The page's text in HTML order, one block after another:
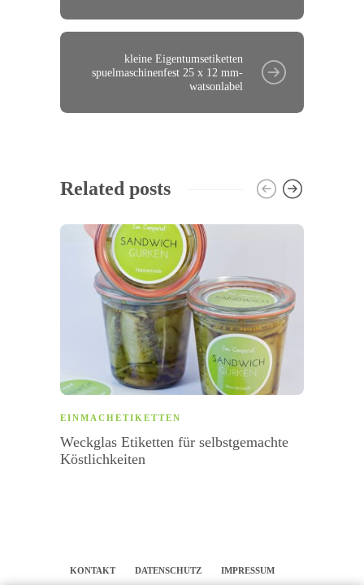
kleine Eigentumsetiketten
spuelmaschinenfest 25 x 12 mm-
watsonlabel
Related posts
EINMACHETIKETTEN
Weckglas Etiketten für selbstgemachte
Köstlichkeiten
KONTAKT DATENSCHUTZ IMPRESSUM